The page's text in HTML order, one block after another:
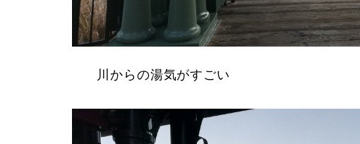
川からの湯気がすごい